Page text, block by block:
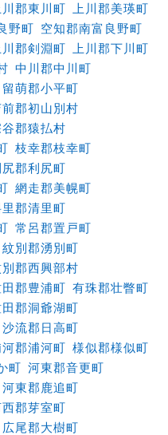
川郡東川町
上川郡美瑛町
野町 空知郡南富良野町
川郡剣淵町
上川郡下川町
中川郡中川町
留萌郡小平町
前郡初山別村
谷郡猿払村
枝幸郡枝幸町
尻郡利尻町
網走郡美幌町
里郡清里町
常呂郡置戸町
紋別郡湧別町
別郡西興部村
田郡豊浦町 有珠郡壮瞥町
田郡洞爺湖町
沙流郡日高町
河郡浦河町 様似郡様似町
町 河東郡音更町
河東郡鹿追町
西郡芽室町
広尾郡大樹町